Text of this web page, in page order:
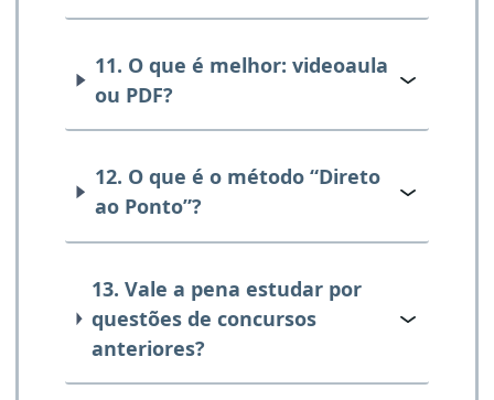
11. O que é melhor: videoaula
ou PDF?
12. O que é o método “Direto
ao Ponto”?
13. Vale a pena estudar por
questões de concursos
anteriores?